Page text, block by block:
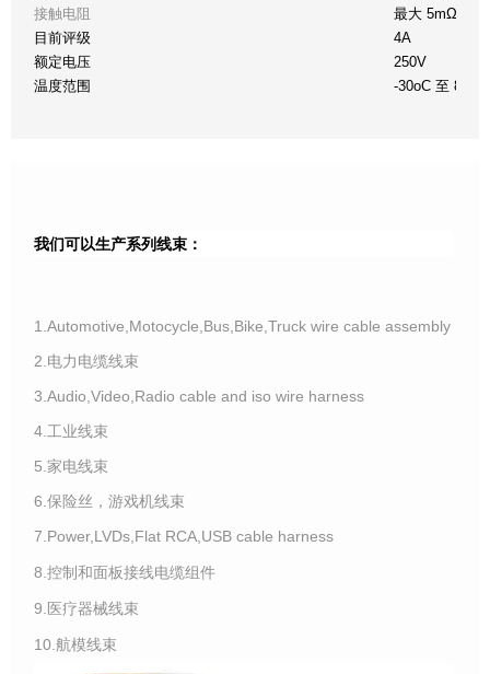
接触电阻
最大 5mΩ
目前评级
4A
额定电压
250V
温度范围
-30oC 至 85oC
我们可以生产系列线束：
1.Automotive,Motocycle,Bus,Bike,Truck wire cable assembly
2.电力电缆线束
3.Audio,Video,Radio cable and iso wire harness
4.工业线束
5.家电线束
6.保险丝，游戏机线束
7.Power,LVDs,Flat RCA,USB cable harness
8.控制和面板接线电缆组件
9.医疗器械线束
10.航模线束